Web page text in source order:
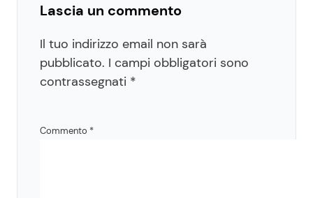
Lascia un commento
Il tuo indirizzo email non sarà
pubblicato. I campi obbligatori sono
contrassegnati *
Commento *